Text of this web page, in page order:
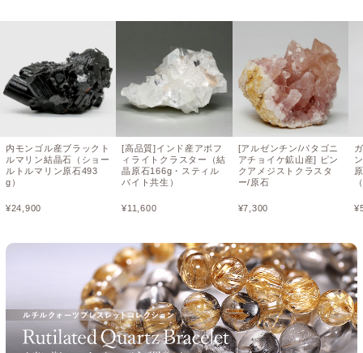
内モンゴル産ブラックト
ルマリン結晶石（ショー
ルトルマリン原石493
g）
¥24,900
[高品質]インド産アポフ
ィライトクラスター（結
晶原石166g・スティル
バイト共生）
¥11,600
[アルゼンチン/パタゴニ
アチョイケ鉱山産] ピン
クアメジストクラスタ
ー/原石
¥7,300 ¥